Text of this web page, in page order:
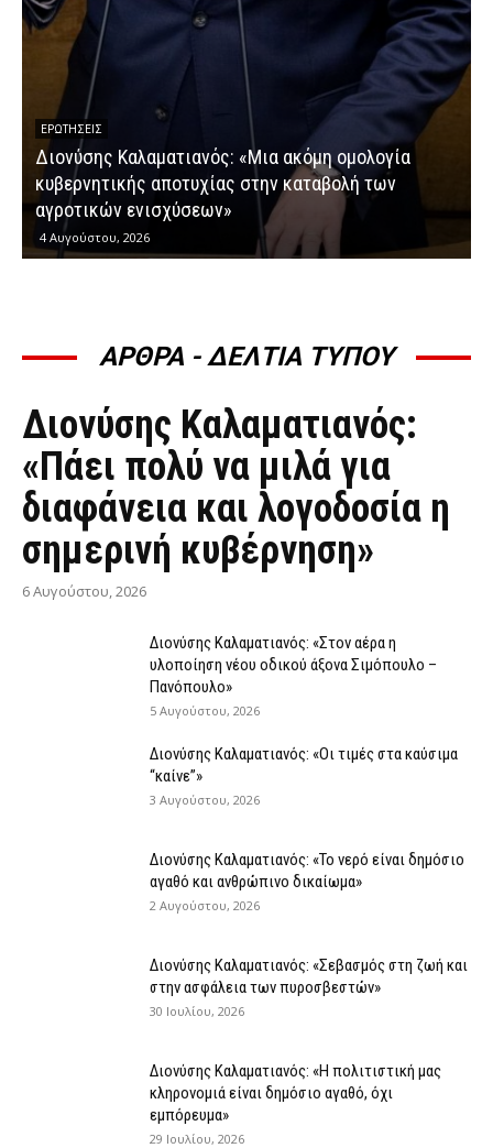
ΕΡΩΤΉΣΕΙΣ
Διονύσης Καλαματιανός: «Μια ακόμη ομολογία
κυβερνητικής αποτυχίας στην καταβολή των
αγροτικών ενισχύσεων»
4 Αυγούστου, 2026
ΑΡΘΡΑ - ΔΕΛΤΙΑ ΤΥΠΟΥ
ΆΡΘΡΑ - ΔΕΛΤΊΑ ΤΎΠΟΥ
Διονύσης Καλαματιανός:
«Πάει πολύ να μιλά για
διαφάνεια και λογοδοσία η
σημερινή κυβέρνηση»
6 Αυγούστου, 2026
Διονύσης Καλαματιανός: «Στον αέρα η
υλοποίηση νέου οδικού άξονα Σιμόπουλο –
Πανόπουλο»
5 Αυγούστου, 2026
Διονύσης Καλαματιανός: «Οι τιμές στα καύσιμα
“καίνε”»
3 Αυγούστου, 2026
Διονύσης Καλαματιανός: «Το νερό είναι δημόσιο
αγαθό και ανθρώπινο δικαίωμα»
2 Αυγούστου, 2026
Διονύσης Καλαματιανός: «Σεβασμός στη ζωή και
στην ασφάλεια των πυροσβεστών»
30 Ιουλίου, 2026
Διονύσης Καλαματιανός: «Η πολιτιστική μας
κληρονομιά είναι δημόσιο αγαθό, όχι
εμπόρευμα»
29 Ιουλίου, 2026